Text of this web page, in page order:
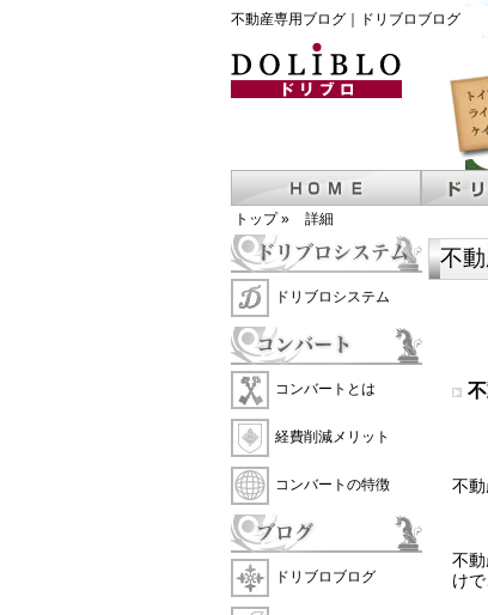
不動産専用ブログ｜ドリブロブログ
トップ» 詳細
ドリブロシステム
コンバートとは
経費削減メリット
コンバートの特徴
ドリブロブログ
不
不動
不
け